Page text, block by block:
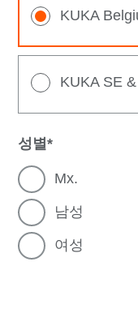
KUKA
KUKA SE
성별
Mx.
남성
여성